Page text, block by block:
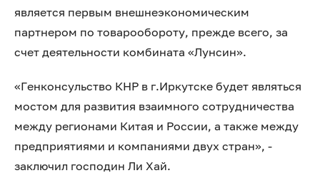
является первым внешнеэкономическим
партнером по товарообороту, прежде всего, за
счет деятельности комбината «Лунсин».
«Генконсульство КНР в г.Иркутске будет являться
мостом для развития взаимного сотрудничества
между регионами Китая и России, а также между
предприятиями и компаниями двух стран», -
заключил господин Ли Хай.